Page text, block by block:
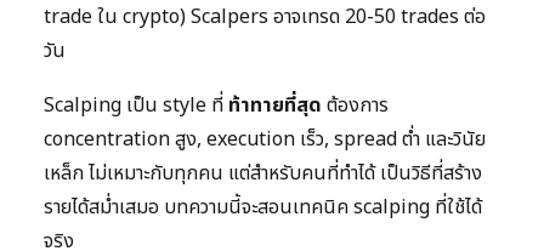
trade ใน crypto) Scalpers อาจเทรด 20-50 trades ต่อ
วัน
Scalping เป็น style ที่ ท้าทายที่สุด ต้องการ
concentration สูง, execution เร็ว, spread ต่ำ และวินัย
เหล็ก ไม่เหมาะกับทุกคน แต่สำหรับคนที่ทำได้ เป็นวิธีที่สร้าง
รายได้สม่ำเสมอ บทความนี้จะสอนเทคนิค scalping ที่ใช้ได้
จริง